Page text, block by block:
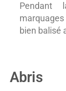
Pendant
bien balisé
Abris